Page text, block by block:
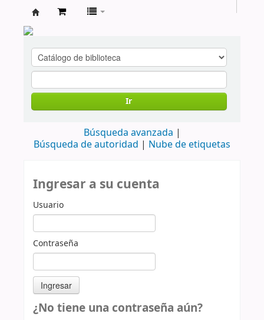
cendoc
Ir
Búsqueda avanzada
Búsqueda de autoridad
Nube de etiquetas
Ingresar a su cuenta
Usuario
Contraseña
¿No tiene una contraseña aún?